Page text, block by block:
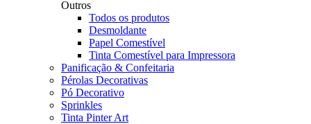
Outros
Todos os produtos
Desmoldante
Papel Comestível
Tinta Comestível para Impressora
Panificação & Confeitaria
Pérolas Decorativas
Pó Decorativo
Sprinkles
Tinta Pinter Art